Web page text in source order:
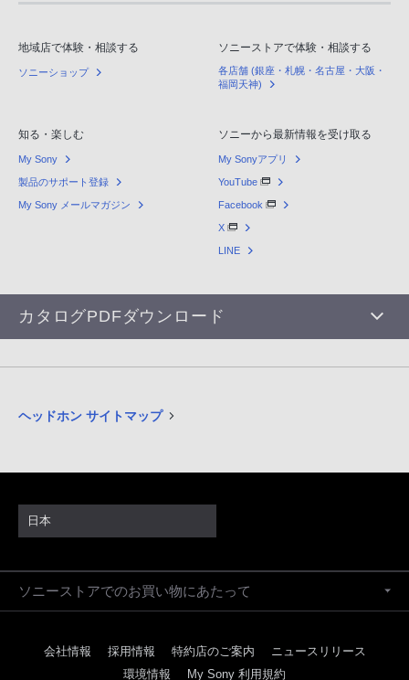
地域店で体験・相談する
ソニーショップ
ソニーストアで体験・相談する
各店舗 (銀座・札幌・名古屋・大阪・
福岡天神)
知る・楽しむ
My Sony
製品のサポート登録
My Sony メールマガジン
ソニーから最新情報を受け取る
My Sonyアプリ
YouTube
Facebook
X
LINE
カタログPDFダウンロード
ヘッドホン サイトマップ
日本
ソニーストアでのお買い物にあたって
会社情報 採用情報 特約店のご案内
ニュースリリース
環境情報
My Sony 利用規約